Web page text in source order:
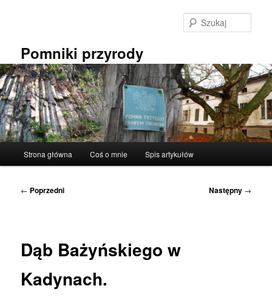
Pomniki przyrody
Strona główna Coś o mnie Spis artykułów
Nawigacja
← Poprzedni Następny →
Dąb Bażyńskiego w
Kadynach.